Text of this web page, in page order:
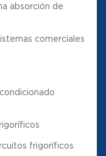
absorción de
comerciales
frigoríficos